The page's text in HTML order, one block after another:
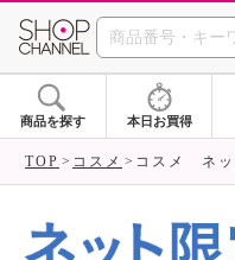
商品を探す 本日お買得
TOP コスメ コスメ ネッ